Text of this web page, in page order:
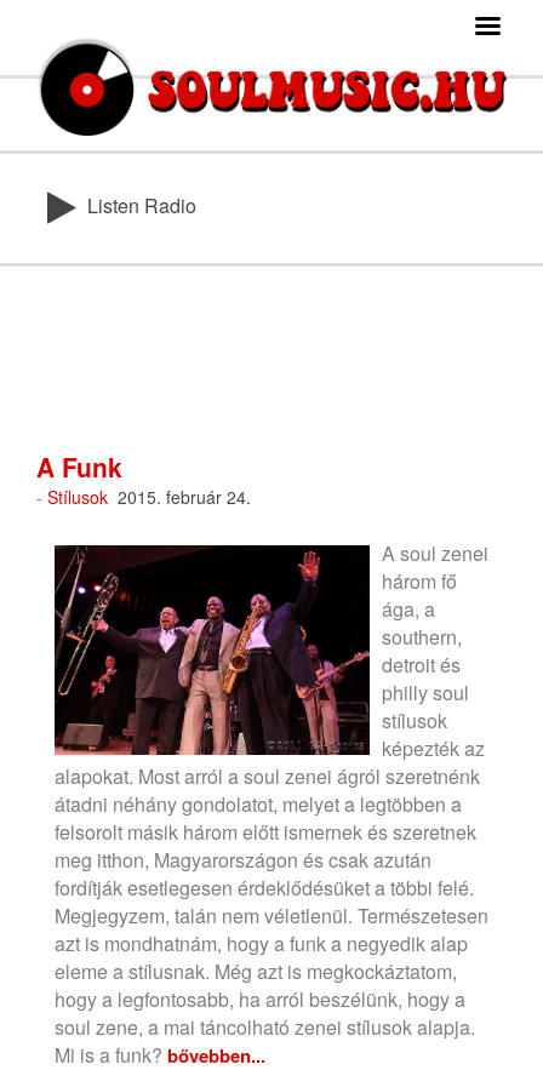
Listen Radio
A Funk
- Stílusok 2015. február 24.
A soul zenei
három fő
ága, a
southern,
detroit és
philly soul
stílusok
képezték az
alapokat. Most arról a soul zenei ágról szeretnénk
átadni néhány gondolatot, melyet a legtöbben a
felsorolt másik három előtt ismernek és szeretnek
meg itthon, Magyarországon és csak azután
fordítják esetlegesen érdeklődésüket a többi felé.
Megjegyzem, talán nem véletlenül. Természetesen
azt is mondhatnám, hogy a funk a negyedik alap
eleme a stílusnak. Még azt is megkockáztatom,
hogy a legfontosabb, ha arról beszélünk, hogy a
soul zene, a mai táncolható zenei stílusok alapja.
Mi is a funk? bővebben...